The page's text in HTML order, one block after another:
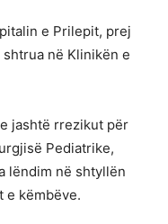
e Prilepit, prej
në Klinikën e
jashtë rrezikut për
Pediatrike,
lëndim në shtyllën
e këmbëve.